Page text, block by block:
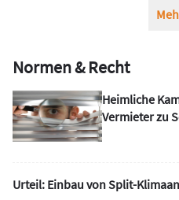
Normen & Recht
Heimliche
Vermieter zu
Urteil: Einbau von Split-